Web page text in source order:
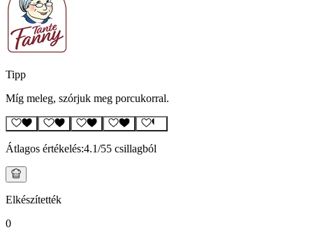
Tipp
Míg meleg, szórjuk meg porcukorral.
Átlagos értékelés:4.1/55 csillagból
Elkészítették
0